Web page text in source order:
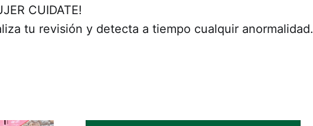
CUIDATE!
tu revisión y detecta a tiempo cualquir anormalidad.